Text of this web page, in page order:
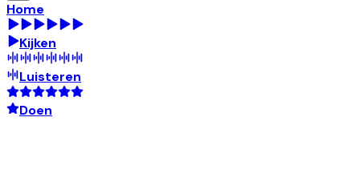
Home
Kijken
Luisteren
Doen